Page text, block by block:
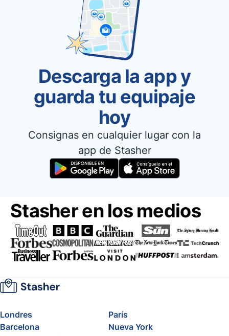
Descarga la app y
guarda tu equipaje
hoy
Consignas en cualquier lugar con la
app de Stasher
Stasher en los medios
Londres
París
Barcelona
Nueva York